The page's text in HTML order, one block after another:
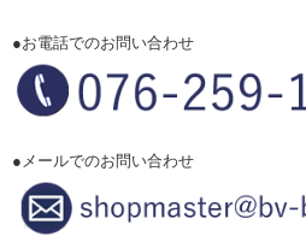
●お電話でのお問い合わせ
●メールでのお問い合わせ